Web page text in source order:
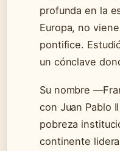
profunda en la
Europa, no
pontifice.
un cónclave
Su nombre
con Juan Pablo
pobreza
continente